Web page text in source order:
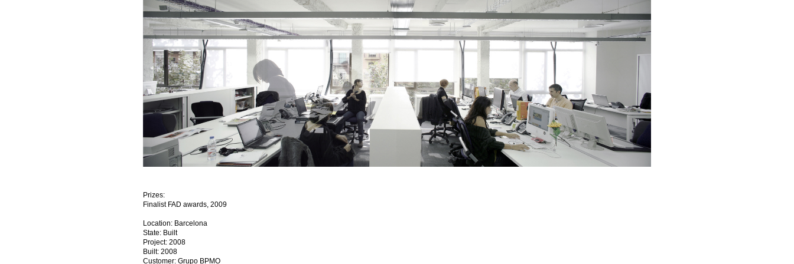
Prizes:
Finalist FAD awards, 2009
Location: Barcelona
State: Built
Project: 2008
Built: 2008
Customer: Grupo BPMO